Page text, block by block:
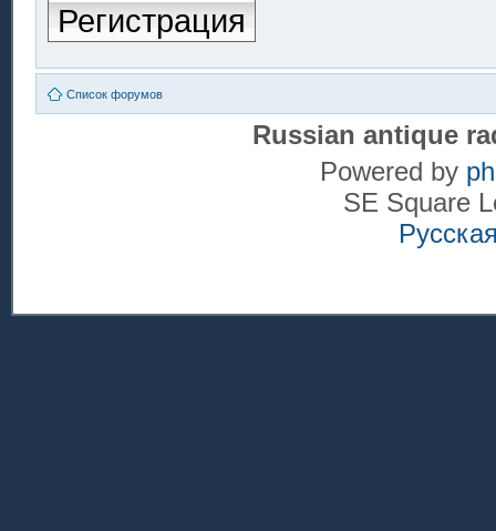
Регистрация
Список форумов
Russian antique
Powered by
SE Square